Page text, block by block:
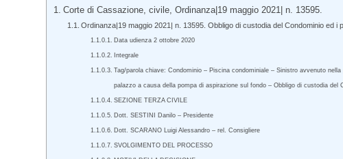
Corte di Cassazione, civile, Ordinanza|19 maggio 2021| n. 13595.
Ordinanza|19 maggio 2021| n. 13595. Obbligo di custodia del Condominio ed i
Data udienza 2 ottobre 2020
Integrale
Tag/parola chiave: Condominio – Piscina condominiale – Sinistro avvenuto
palazzo a causa della pompa di aspirazione sul fondo – Obbligo di custodia del
SEZIONE TERZA CIVILE
Dott. SESTINI Danilo – Presidente
Dott. SCARANO Luigi Alessandro – rel. Consigliere
SVOLGIMENTO DEL PROCESSO